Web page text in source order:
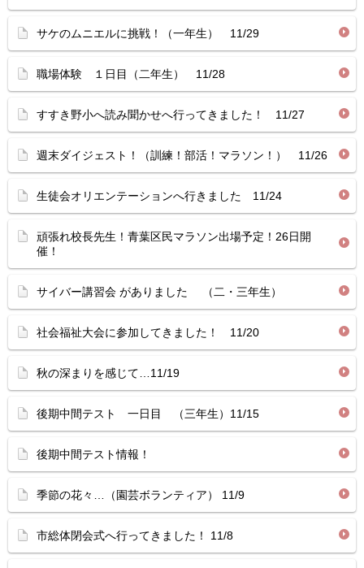
サケのムニエルに挑戦！（一年生） 11/29
職場体験 １日目（二年生） 11/28
すすき野小へ読み聞かせへ行ってきました！ 11/27
週末ダイジェスト！（訓練！部活！マラソン！） 11/26
生徒会オリエンテーションへ行きました 11/24
頑張れ校長先生！青葉区民マラソン出場予定！26日開
催！
サイバー講習会 がありました （二・三年生）
社会福祉大会に参加してきました！ 11/20
秋の深まりを感じて…11/19
後期中間テスト 一日目 （三年生）11/15
後期中間テスト情報！
季節の花々…（園芸ボランティア） 11/9
市総体閉会式へ行ってきました！ 11/8